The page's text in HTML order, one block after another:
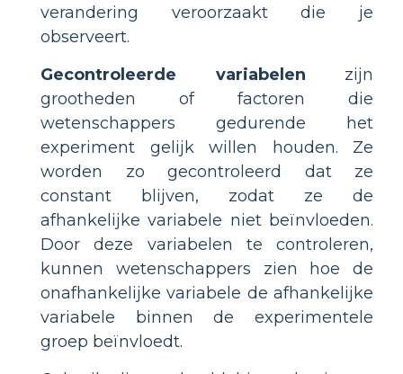
verandering veroorzaakt die je
observeert.
Gecontroleerde variabelen zijn
grootheden of factoren die
wetenschappers gedurende het
experiment gelijk willen houden. Ze
worden zo gecontroleerd dat ze
constant blijven, zodat ze de
afhankelijke variabele niet beïnvloeden.
Door deze variabelen te controleren,
kunnen wetenschappers zien hoe de
onafhankelijke variabele de afhankelijke
variabele binnen de experimentele
groep beïnvloedt.